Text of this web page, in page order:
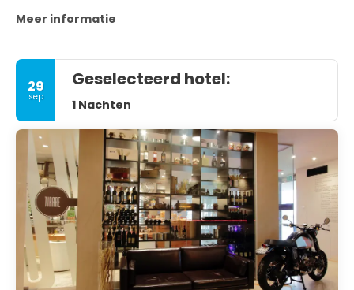
Meer informatie
29
sep
Geselecteerd hotel:
1 Nachten